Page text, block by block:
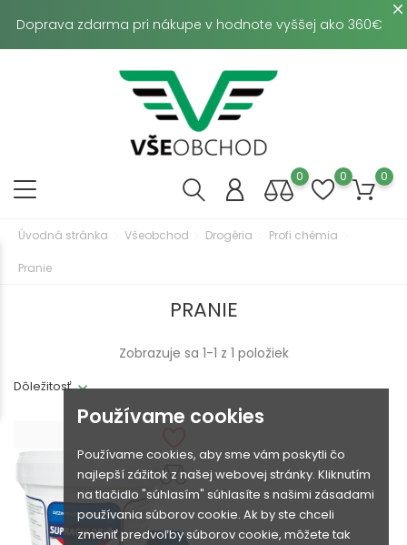
Používame cookies
Používame cookies, aby sme vám poskytli čo
najlepší zážitok z našej webovej stránky. Kliknutím
na tlačidlo "súhlasím" súhlasíte s našimi zásadami
používania súborov cookie. Ak by ste chceli
zmeniť predvoľby súborov cookie, môžete tak
Doprava zdarma pri nákupe v hodnote vyššej ako 360€
0 0 0
Úvodná stránka Všeobchod Drogéria Profi chémia
Pranie
PRANIE
Dôležitosť
Zobrazuje sa 1-1 z 1 položiek